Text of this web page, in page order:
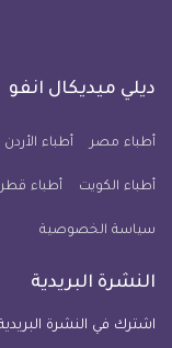
فيسبوكتويتر
ديلي ميديكال انفو
أطباء مصر أطباء الأردن
أطباء الكويت أطباء قطر
سياسة الخصوصية
النشرة البريدية
اشترك في النشرة